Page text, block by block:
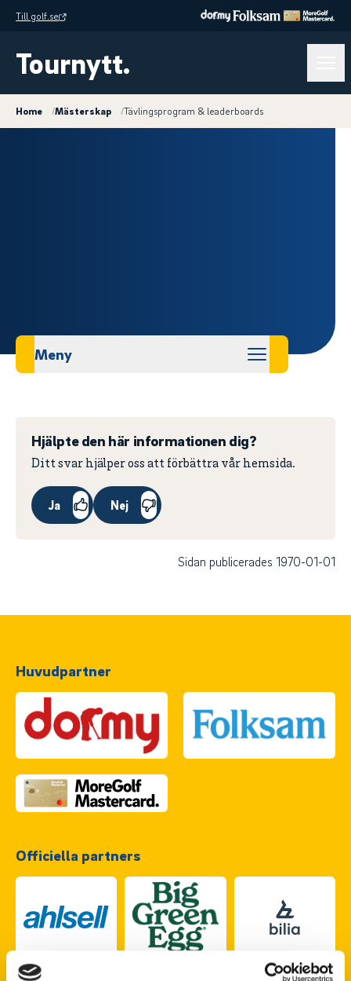
Till golf.se
Tournytt.
Home /Mästerskap /Tävlingsprogram & leaderboards
Meny
Hjälpte den här informationen dig?
Ditt svar hjälper oss att förbättra vår hemsida.
Ja Nej
Sidan publicerades 1970-01-01
Huvudpartner
Officiella partners